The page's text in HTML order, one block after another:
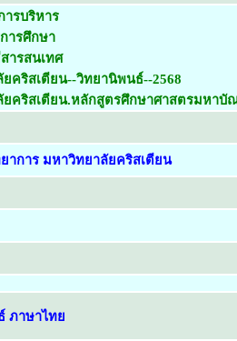
ารบริหาร
ารศึกษา
ารสนเทศ
คริสเตียน--วิทยานิพนธ์--2568
ยคริสเตียน.หลักสูตรศึกษาศาสตรมหาบั
าการ มหาวิทยาลัยคริสเตียน
ภาษาไทย